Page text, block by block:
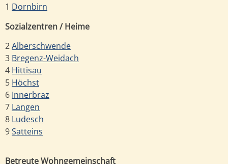
1 Dornbirn
Sozialzentren / Heime
2Alberschwende
3 Bregenz-Weidach
4 Hittisau
5 Höchst
6 Innerbraz
7 Langen
8 Ludesch
9Satteins
Betreute Wohngemeinschaft